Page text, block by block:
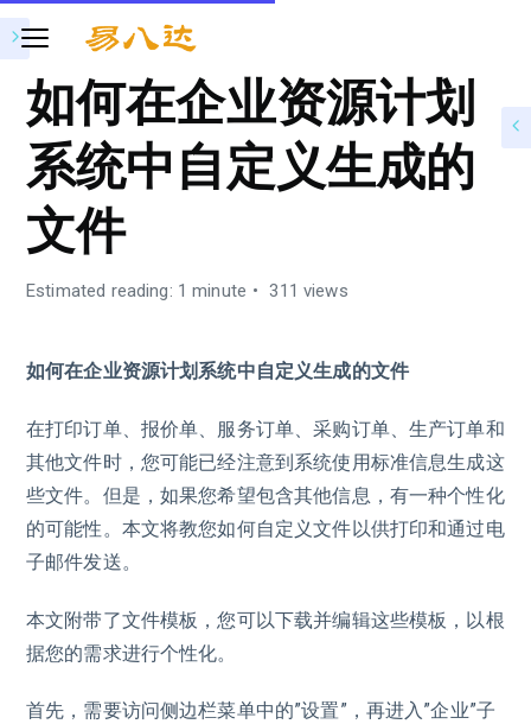
如何在企业资源计划
系统中自定义生成的
文件
Estimated reading: 1 minute 311 views
如何在企业资源计划系统中自定义生成的文件
在打印订单、报价单、服务订单、采购订单、生产订单和
其他文件时，您可能已经注意到系统使用标准信息生成这
些文件。但是，如果您希望包含其他信息，有一种个性化
的可能性。本文将教您如何自定义文件以供打印和通过电
子邮件发送。
本文附带了文件模板，您可以下载并编辑这些模板，以根
据您的需求进行个性化。
首先，需要访问侧边栏菜单中的”设置”，再进入”企业”子